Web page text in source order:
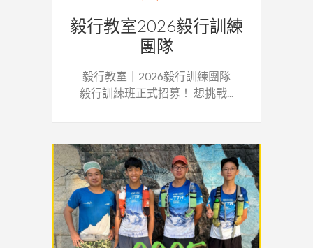
毅行教室2026毅行訓練
團隊
毅行教室｜2026毅行訓練團隊
毅行訓練班正式招募！ 想挑戰...